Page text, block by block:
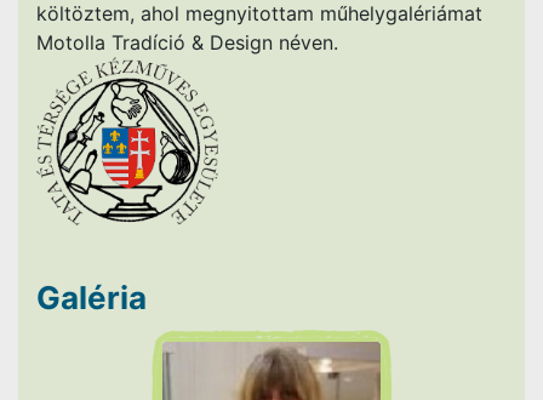
költöztem, ahol megnyitottam műhelygalériámat
Motolla Tradíció & Design néven.
Galéria